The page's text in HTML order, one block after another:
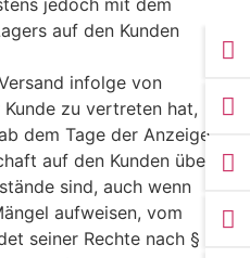
jedoch mit dem
auf den Kunden
infolge von
zu vertreten hat,
dem Tage der Anzeige
auf den Kunden über.
sind, auch wenn
aufweisen, vom
seiner Rechte nach § 8